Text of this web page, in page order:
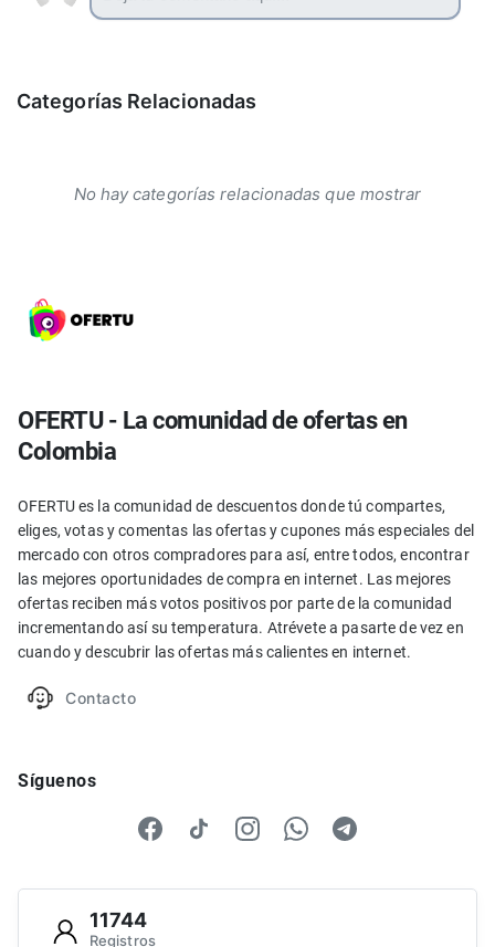
Categorías Relacionadas
No hay categorías relacionadas que mostrar
OFERTU - La comunidad de ofertas en
Colombia
OFERTU es la comunidad de descuentos donde tú compartes,
eliges, votas y comentas las ofertas y cupones más especiales del
mercado con otros compradores para así, entre todos, encontrar
las mejores oportunidades de compra en internet. Las mejores
ofertas reciben más votos positivos por parte de la comunidad
incrementando así su temperatura. Atrévete a pasarte de vez en
cuando y descubrir las ofertas más calientes en internet.
Contacto
Síguenos
11744
Registros